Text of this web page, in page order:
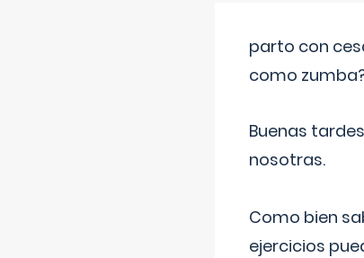
parto con
como
Buenas
nosotras.
Como bien
ejercicios